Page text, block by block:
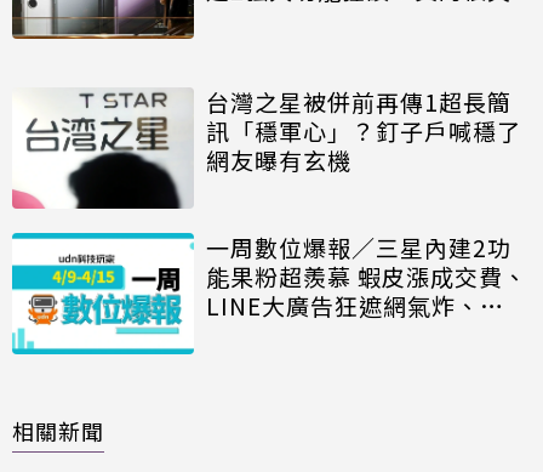
台灣之星被併前再傳1超長簡
訊「穩軍心」？釘子戶喊穩了
網友曝有玄機
一周數位爆報／三星內建2功
能果粉超羨慕 蝦皮漲成交費、
LINE大廣告狂遮網氣炸、
相關新聞